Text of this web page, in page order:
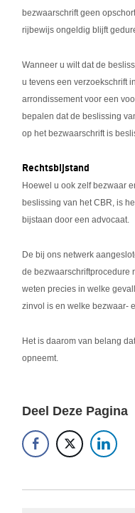
bezwaarschrift geen
rijbewijs ongeldig blijft
Wanneer u wilt dat de
u tevens een verzoekschrift
arrondissement voor een
bepalen dat de beslissing
op het bezwaarschrift is
Rechtsbijstand
Hoewel u ook zelf bezwaar
beslissing van het CBR, is
bijstaan door een advocaat.
De bij ons netwerk
de bezwaarschriftprocedure
weten precies in welke
zinvol is en welke bezwaar-
Het is daarom van belang
opneemt.
Deel Deze Pagina